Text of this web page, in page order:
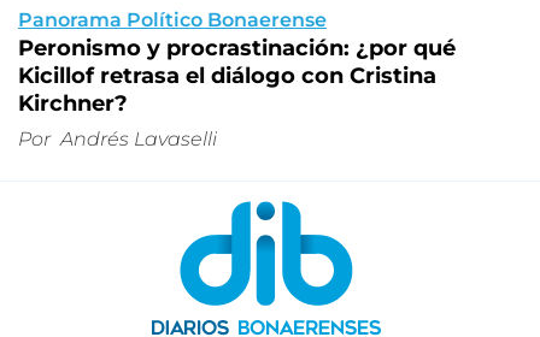
Panorama Político Bonaerense
Peronismo y procrastinación: ¿por qué
Kicillof retrasa el diálogo con Cristina
Kirchner?
Por Andrés Lavaselli